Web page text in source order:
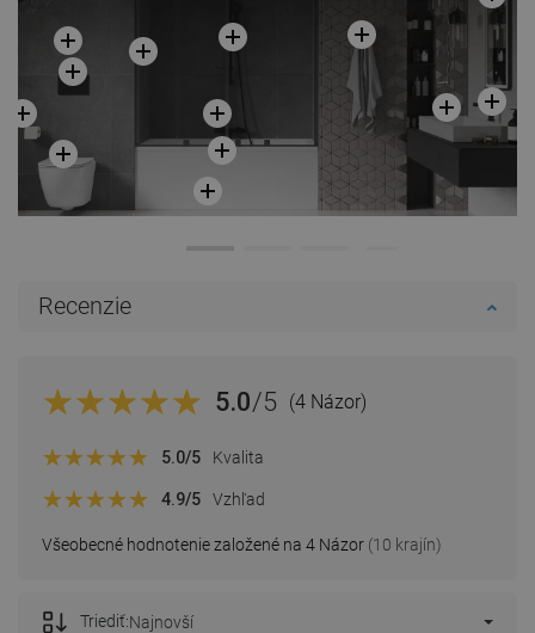
Recenzie
5.0/5 (4 Názor)
Všeobecné hodnotenie založené na 4 Názor (10 krajín)
5.0/5 Kvalita
4.9/5 Vzhľad
Triediť:Najnovší